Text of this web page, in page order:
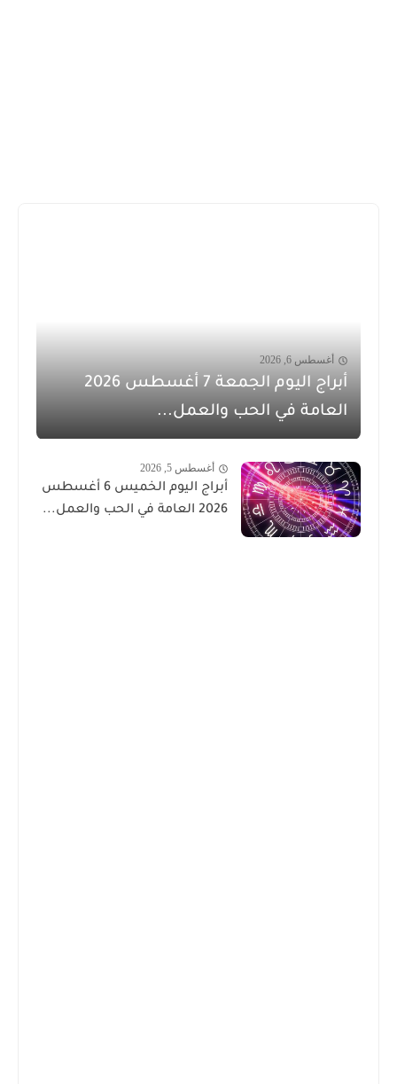
أغسطس 6, 2026
أبراج اليوم الجمعة 7 أغسطس 2026
العامة في الحب والعمل...
أغسطس 5, 2026
أبراج اليوم الخميس 6 أغسطس
2026 العامة في الحب والعمل...